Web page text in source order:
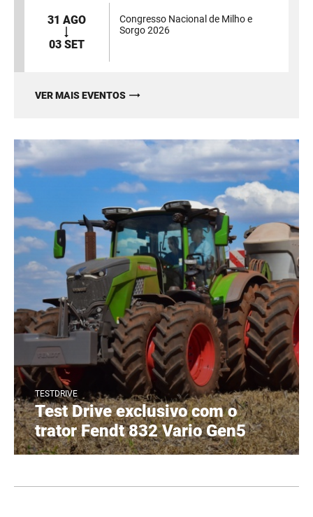
31 AGO
03 SET
Congresso Nacional de Milho e
Sorgo 2026
VER MAIS EVENTOS
TESTDRIVE
Test Drive exclusivo com o
trator Fendt 832 Vario Gen5